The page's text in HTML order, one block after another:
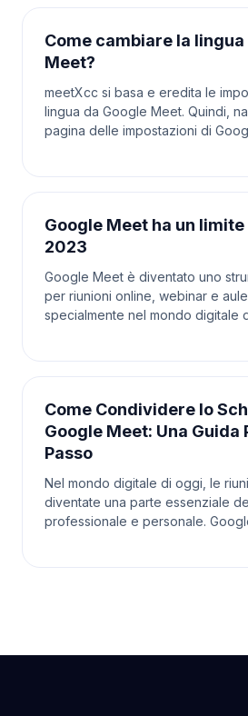
Come cambiare la
Meet?
meetXcc si basa e eredita le
lingua da Google Meet. Quindi,
pagina delle impostazioni di
Google Meet ha un
2023
Google Meet è diventato uno
per riunioni online, webinar e aule
specialmente nel mondo digitale
Come Condividere lo
Google Meet: Una Guida
Passo
Nel mondo digitale di oggi, le
diventate una parte essenziale
professionale e personale.